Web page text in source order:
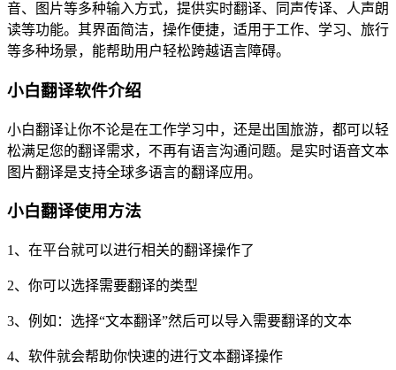
音、图片等多种输入方式，提供实时翻译、同声传译、人声朗
读等功能。其界面简洁，操作便捷，适用于工作、学习、旅行
等多种场景，能帮助用户轻松跨越语言障碍。
小白翻译软件介绍
小白翻译让你不论是在工作学习中，还是出国旅游，都可以轻
松满足您的翻译需求，不再有语言沟通问题。是实时语音文本
图片翻译是支持全球多语言的翻译应用。
小白翻译使用方法
1、在平台就可以进行相关的翻译操作了
2、你可以选择需要翻译的类型
3、例如：选择“文本翻译”然后可以导入需要翻译的文本
4、软件就会帮助你快速的进行文本翻译操作